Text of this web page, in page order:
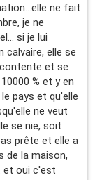
ne fait
je ne
si je lui
calvaire, elle se
et se
% et y en
pays et qu'elle
ne veut
se nie, soit
prête et elle a
de la maison,
et oui c'est